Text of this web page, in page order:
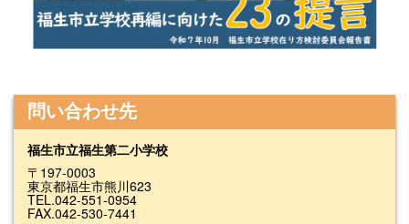
問い合わせ先
福生市立福生第二小学校
〒197-0003
東京都福生市熊川623
TEL.042-551-0954
FAX.042-530-7441